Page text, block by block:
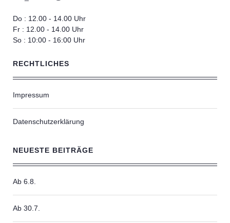
Do : 12.00 - 14.00 Uhr
Fr : 12.00 - 14.00 Uhr
So : 10:00 - 16:00 Uhr
RECHTLICHES
Impressum
Datenschutzerklärung
NEUESTE BEITRÄGE
Ab 6.8.
Ab 30.7.